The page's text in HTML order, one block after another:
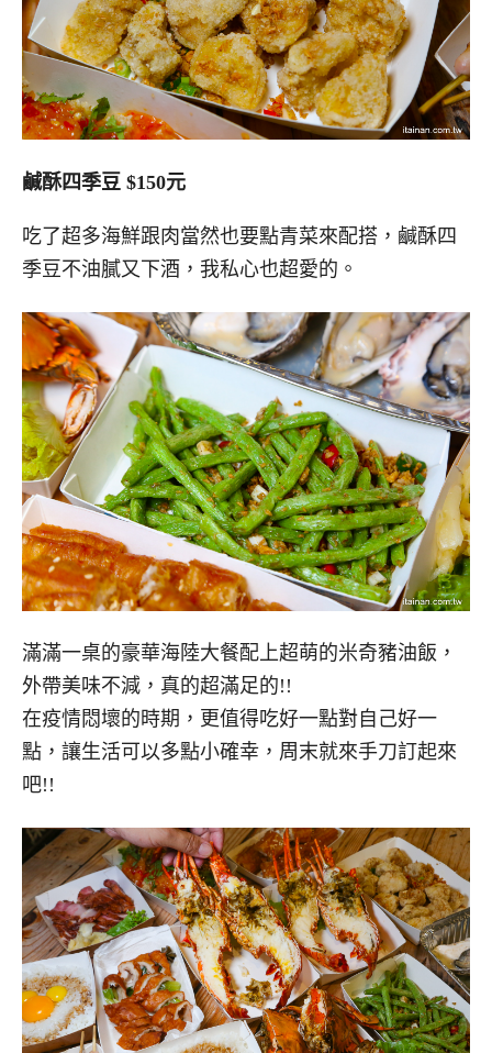
鹹酥四季豆 $150元
吃了超多海鮮跟肉當然也要點青菜來配搭，鹹酥四
季豆不油膩又下酒，我私心也超愛的。
滿滿一桌的豪華海陸大餐配上超萌的米奇豬油飯，
外帶美味不減，真的超滿足的!!
在疫情悶壞的時期，更值得吃好一點對自己好一
點，讓生活可以多點小確幸，周末就來手刀訂起來
吧!!